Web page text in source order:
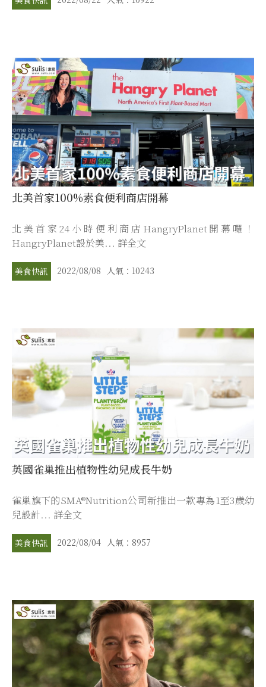
北美首家100%素食便利商店開幕
北美首家24小時便利商店HangryPlanet開幕囉！
HangryPlanet設於美... 詳全文
美食快訊 2022/08/08 人氣：10243
英國雀巢推出植物性幼兒成長牛奶
雀巢旗下的SMA®Nutrition公司新推出一款專為1至3歲幼
兒設計... 詳全文
美食快訊 2022/08/04 人氣：8957